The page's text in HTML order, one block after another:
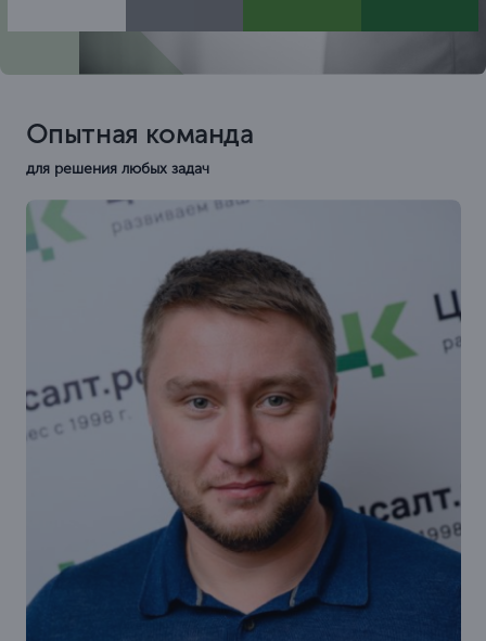
Опытная команда
для решения любых задач